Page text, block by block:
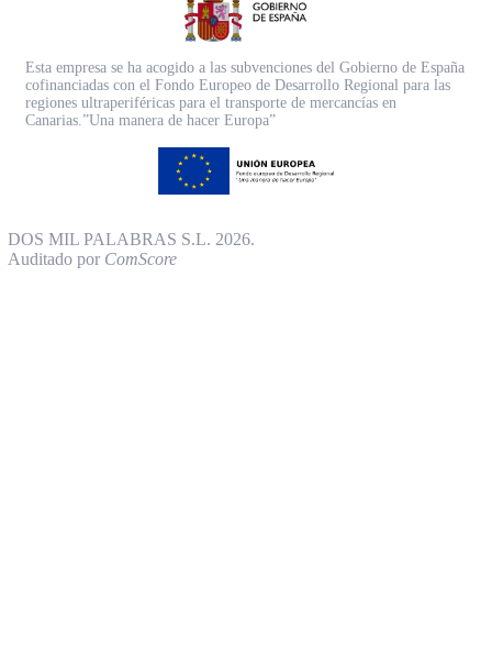
Esta empresa se ha acogido a las subvenciones del Gobierno de España
cofinanciadas con el Fondo Europeo de Desarrollo Regional para las
regiones ultraperiféricas para el transporte de mercancías en
Canarias.”Una manera de hacer Europa”
DOS MIL PALABRAS S.L. 2026.
Auditado por ComScore